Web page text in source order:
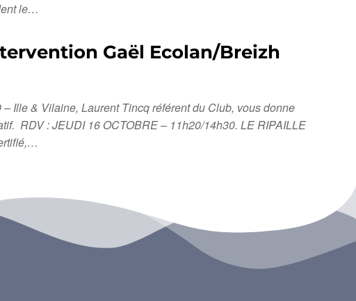
le…
Gaël Ecolan/Breizh
Ille & Vilaine, Laurent Tincq référent du Club, vous donne
RDV : JEUDI 16 OCTOBRE – 11h20/14h30. LE RIPAILLE